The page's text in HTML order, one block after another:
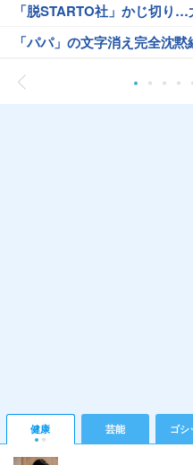
「脱STARTO社」かじ切り…
「パパ」の文字消え完全沈黙
健康 芸能 ゴシ